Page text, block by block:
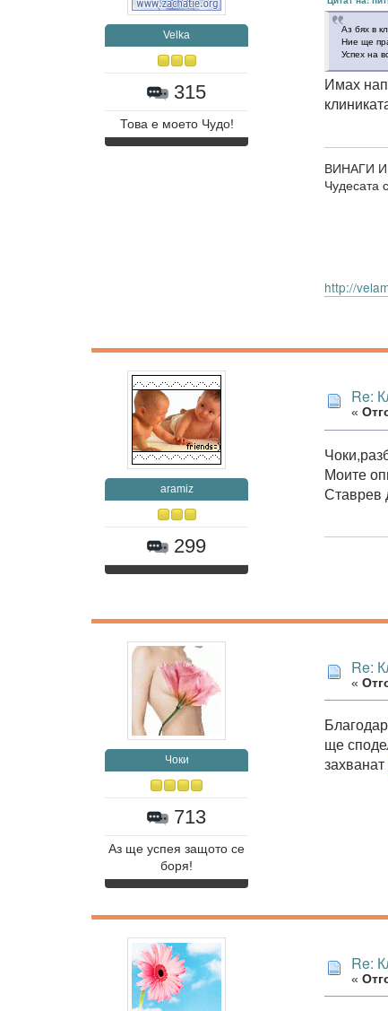
Velka
315
Това е моето Чудо!
Аз бях в
Ние ще
Успех на
Имах
ВИНАГИ
Чудесата
http://
aramiz
299
Re:
«
Моите
Ставрев
Чоки
713
Аз ще успея защото се
боря!
Re:
«
ще
захванат
Re:
«